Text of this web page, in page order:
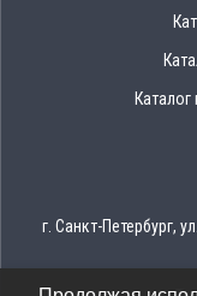
Каталог
г. Санкт-Петербург,